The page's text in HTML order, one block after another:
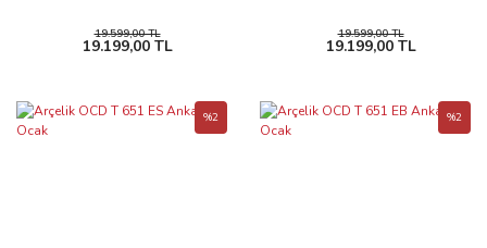
19.599,00 TL
19.199,00 TL
19.599,00 TL
19.199,00 TL
%2 %2